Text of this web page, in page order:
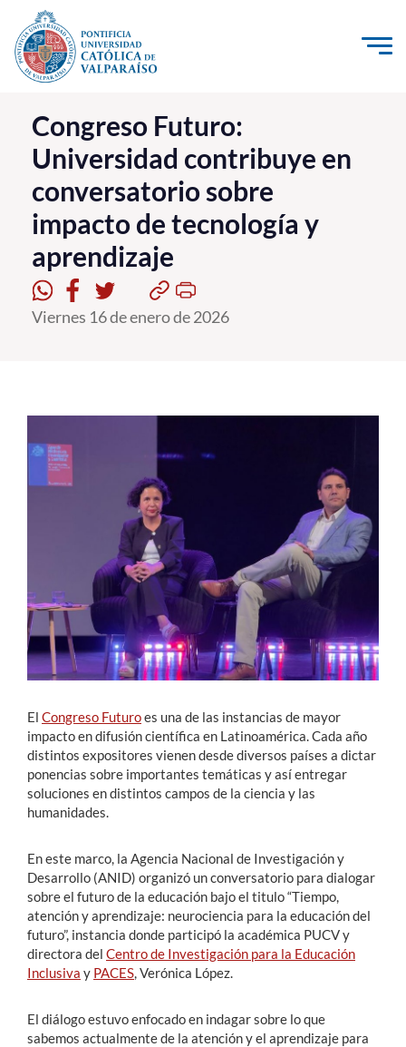
Click acá para ir directamente al contenido
La Universidad
Investigación, Creación e Innovación
PUCV Internacional
Vinculación con el Medio
Admisión
Pregrado
Estudiantes
Académicos
English
Congreso Futuro:
Universidad contribuye en
conversatorio sobre
impacto de tecnología y
aprendizaje
Viernes 16 de enero de 2026
El Congreso Futuroes una de las instancias de mayor
impacto en difusión científica en Latinoamérica. Cada año
distintos expositores vienen desde diversos países a dictar
ponencias sobre importantes temáticas y así entregar
soluciones en distintos campos de la ciencia y las
humanidades.
En este marco, la Agencia Nacional de Investigación y
Desarrollo (ANID) organizó un conversatorio para dialogar
sobre el futuro de la educación bajo el titulo “Tiempo,
atención y aprendizaje: neurociencia para la educación del
futuro”, instancia donde participó la académica PUCV y
directora del Centro de Investigación para la Educación
Inclusiva y PACES , Verónica López.
El diálogo estuvo enfocado en indagar sobre lo que
sabemos actualmente de la atención y el aprendizaje para